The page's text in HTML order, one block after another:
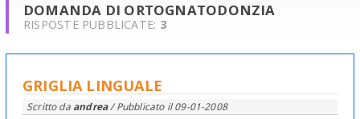
DOMANDA DI ORTOGNATODONZIA
RISPOSTE PUBBLICATE: 3
GRIGLIA LINGUALE
Scritto da andrea/ Pubblicato il09-01-2008